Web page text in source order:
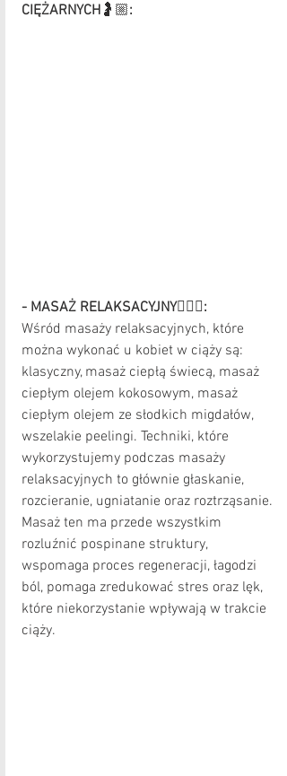
CIĘŻARNYCH 🤰🏼:
- MASAŻ RELAKSACYJNY💆🏼‍♀️:
Wśród masaży relaksacyjnych, które
można wykonać u kobiet w ciąży są:
klasyczny, masaż ciepłą świecą, masaż
ciepłym olejem kokosowym, masaż
ciepłym olejem ze słodkich migdałów,
wszelakie peelingi. Techniki, które
wykorzystujemy podczas masaży
relaksacyjnych to głównie głaskanie,
rozcieranie, ugniatanie oraz roztrząsanie.
Masaż ten ma przede wszystkim
rozluźnić pospinane struktury,
wspomaga proces regeneracji, łagodzi
ból, pomaga zredukować stres oraz lęk,
które niekorzystanie wpływają w trakcie
ciąży.